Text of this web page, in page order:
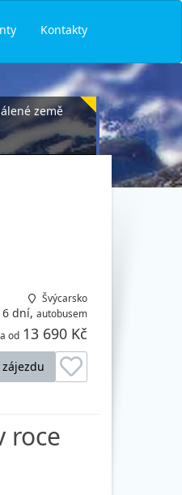
Kontakty
země
Švýcarsko
6 dní, autobusem
od 13 690 Kč
roce